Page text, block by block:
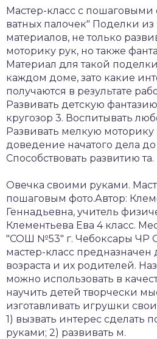
Мастер-класс с пошаговыми
ватных палочек" Поделки
материалов, не только
моторику рук, но также
Материал для такой
каждом доме, зато какие
получаются в результате
Развивать детскую
кругозор 3. Воспитывать
Развивать мелкую моторику
доведение начатого дела до
Способствовать развитию та.
Овечка своими руками.
пошаговым фото.Автор:
Геннадьевна, учитель
Клементьева Ева 4 класс.
"СОШ №53" г. Чебоксары ЧР
мастер-класс
возраста и их родителей.
можно использовать в
научить детей творчески
изготавливать игрушки
1) вызвать интерес сделать
руками; 2) развивать м.